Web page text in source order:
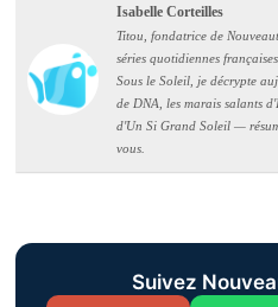
Isabelle Corteilles
Titou, fondatrice de
séries quotidiennes
Sous le Soleil, je décrypte
de DNA, les marais salants
d'Un Si Grand Soleil —
vous.
Suivez